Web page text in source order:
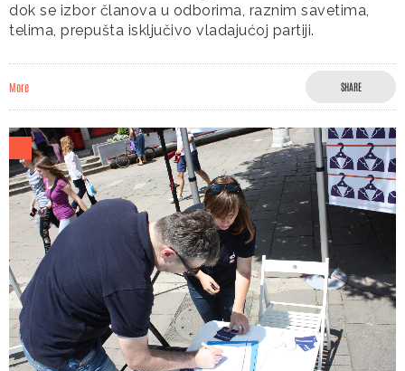
dok se izbor članova u odborima, raznim savetima,
telima, prepušta isključivo vladajućoj partiji.
More SHARE